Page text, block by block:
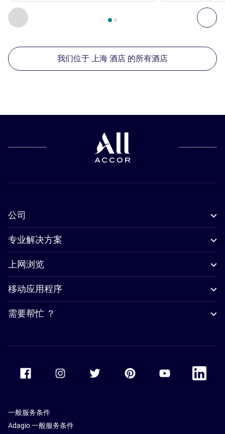
上一个 - 我们在附近的其他酒店 下
第 1页，共 , 我们在附近的其他酒店 1 :, 我们在附近的
我们位于 上海 酒店 的所有酒店
公司
专业解决方案
上网浏览
移动应用程序
需要帮忙 ？
Accor Youtube
Accor
一般服务条件
Adagio 一般服务条件